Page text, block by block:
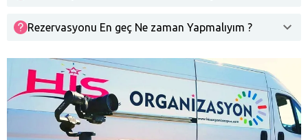
Rezervasyonu En geç Ne zaman Yapmalıyım ?